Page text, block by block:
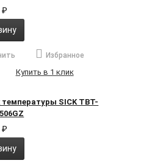
₽
Избранное
Купить в 1 клик
SICK TBT-
₽